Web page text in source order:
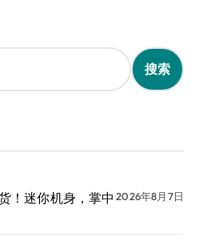
！迷你机身，掌中 2026年8月7日